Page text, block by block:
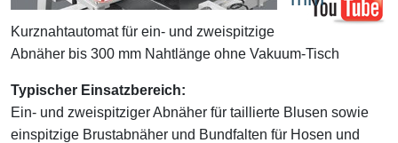
Kurznahtautomat für ein- und zweispitzige
Abnäher bis 300 mm Nahtlänge ohne Vakuum-Tisch
Typischer Einsatzbereich:
Ein- und zweispitziger Abnäher für taillierte Blusen sowie
einspitzige Brustabnäher und Bundfalten für Hosen und